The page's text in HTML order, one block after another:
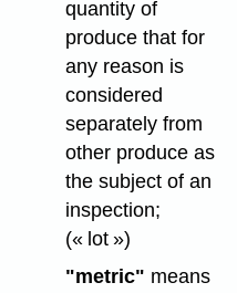
quantity of
produce that for
any reason is
considered
separately from
other produce as
the subject of an
inspection;
(« lot »)
"metric" means